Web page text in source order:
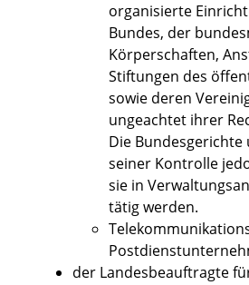
organisierte
Bundes, der
Körperschaften,
Stiftungen des
sowie deren
ungeachtet ihrer
Die Bundesgerichte
seiner Kontrolle
sie in
tätig werden.
der Landesbeauftragte